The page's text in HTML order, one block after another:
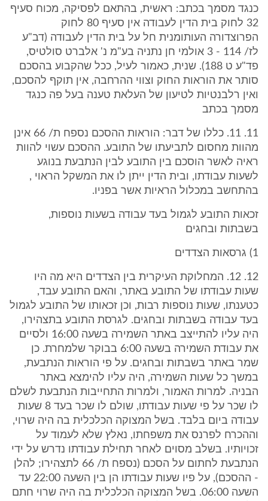
כנגד מסמך בכתב: ראשית, בהתאם לפסיקה, מכוח סעיף
32 לחוק בית הדין לעבודה אין סעיף 80 לחוק
הפרוצדורה העותומנית חל על בית הדין לעבודה (דב"ע
לז/ 114 - 3 אולמי חן נתניה בע"מ נ' אלברט סולטיס,
פד"ע ט 188). שנית, כאמור לעיל, ככל שהקבוע בהסכם
סותר את הוראות החוק וצווי ההרחבה, אין תוקף להסכם,
ואין רלבנטיות לטיעון של העלאת טענה בעל פה כנגד
מסמך בכתב
11. 11. כללו של דבר: הוראות ההסכם נספח ת/ 66 אינן
מהוות מחסום לתביעתו של התובע. ההסכם עשוי להוות
ראיה לאשר הוסכם בין התובע לבין הנתבעת בנוגע
לשעות עבודתו, ובית הדין ייתן לו את המשקל הראוי ,
בהתחשב במכלול הראיות אשר בפניו.
זכאות התובע לגמול בעד עבודה בשעות נוספות,
בשבתות ובחגים
1) גרסאות הצדדים
12. 12. המחלוקת העיקרית בין הצדדים היא מה היו
שעות עבודתו של התובע באתר, והאם התובע עבד,
כטענתו, שעות נוספות רבות, וכן זכאותו של התובע לגמול
בעד עבודה בשבתות ובחגים. לגרסת התובע בתצהירו,
היה עליו להתייצב באתר השמירה בשעה 16:00 ולסיים
את עבודת השמירה בשעה 6:00 בבוקר שלמחרת. כן
שמר באתר בשבתות ובחגים. על פי הוראות הנתבעת,
במשך כל שעות השמירה, היה עליו להימצא באתר
הבניה. למרות האמור, ולמרות התחייבות הנתבעת לשלם
לו שכר על פי שעות עבודתו, שולם לו שכר בעד 8 שעות
עבודה ביום בלבד. בשל המצוקה הכלכלית בה היה שרוי,
וההכרח לפרנס את משפחתו, נאלץ שלא לעמוד על
זכויותיו. בשלב מסוים לאחר תחילת עבודתו נדרש על ידי
הנתבעת לחתום על הסכם (נספח ת/ 66 לתצהירו; להלן
- ההסכם), על פיו שעות עבודתו הן בין השעה 22:00 עד
השעה 06:00. בשל המצוקה הכלכלית בה היה שרוי חתם